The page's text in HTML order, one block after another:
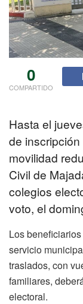
0
COMPARTIDO
Hasta el
de
movilidad
Civil de
colegios
voto, el
Los
servicio
traslados, con
familiares,
electoral.